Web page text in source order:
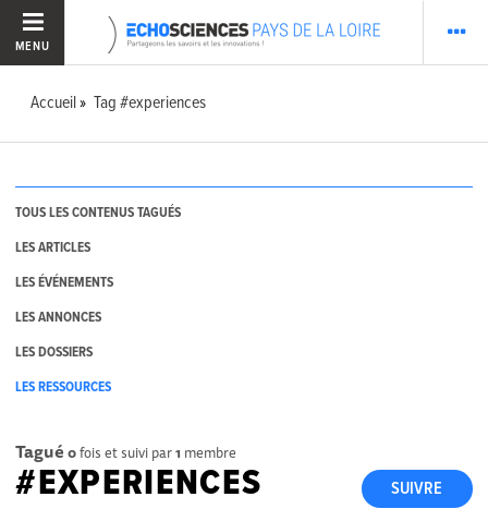
MENU
Accueil Tag #experiences
TOUS LES CONTENUS TAGUÉS
LES ARTICLES
LES ÉVÉNEMENTS
LES ANNONCES
LES DOSSIERS
LES RESSOURCES
Tagué 0fois et suivi par1 membre
SUIVRE
#EXPERIENCES